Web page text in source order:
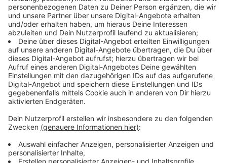
noch ein Stück krasser - auch die chinesische
Regierung.
Anzeige
Denn die Berichte haben sich während der Corona-
Pandemie gehäuft, dass die App als Datendienst für
Chinas Regierung fungiert und so Informationen über
Anzeige